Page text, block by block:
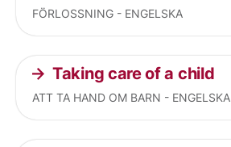
FÖRLOSSNING - ENGELSKA
Taking care of a child
ATT TA HAND OM BARN - ENGELSKA